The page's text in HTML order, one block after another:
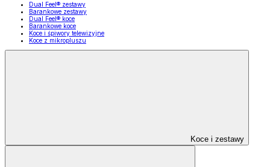
Dual Feel® zestawy
Barankowe zestawy
Dual Feel® koce
Barankowe koce
Koce i śpiwory telewizyjne
Koce z mikropluszu
Koce i zestawy